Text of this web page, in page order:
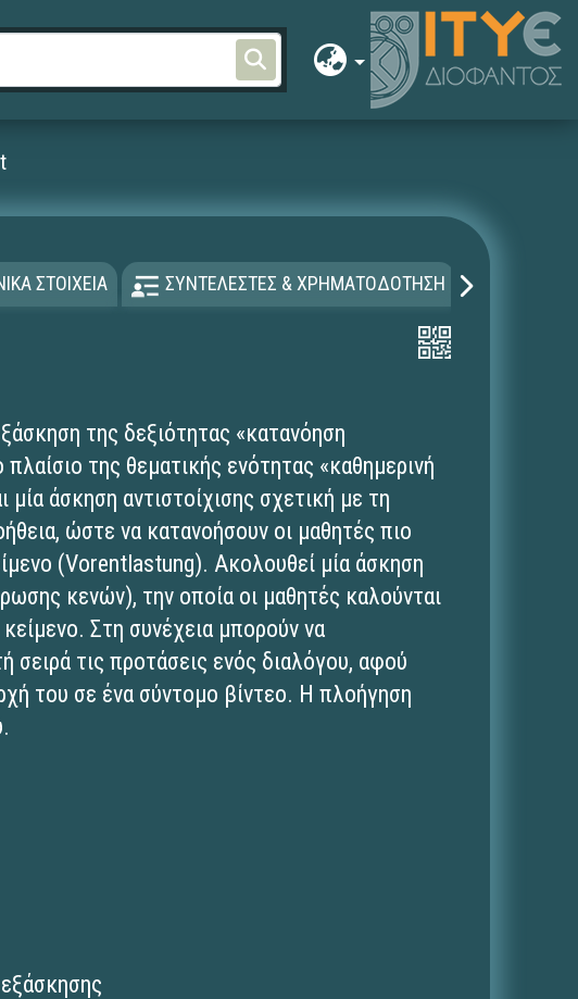
ΣΤΟΙΧΕΙΑ ΣΥΝΤΕΛΕΣΤΕΣ & ΧΡΗΜΑΤΟΔΟΤΗΣΗ
της δεξιότητας «κατανόηση
της θεματικής ενότητας «καθημερινή
άσκηση αντιστοίχισης σχετική με τη
ώστε να κατανοήσουν οι μαθητές πιο
(Vorentlastung). Ακολουθεί μία άσκηση
κενών), την οποία οι μαθητές καλούνται
Στη συνέχεια μπορούν να
τις προτάσεις ενός διαλόγου, αφού
του σε ένα σύντομο βίντεο. Η πλοήγηση